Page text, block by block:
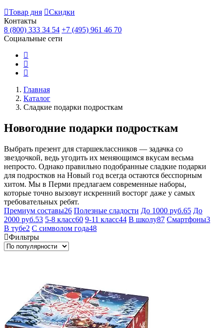
Товар дня
Скидки
Контакты
8 (800) 333 34 54 +7 (495) 961 46 70
Социальные сети
Главная
Каталог
Сладкие подарки подросткам
Новогодние подарки подросткам
Выбрать презент для старшеклассников — задачка со
звездочкой, ведь угодить их меняющимся вкусам весьма
непросто. Однако правильно подобранные сладкие подарки
для подростков на Новый год всегда остаются бесспорным
хитом. Мы в Перми предлагаем современные наборы,
которые точно вызовут искренний восторг даже у самых
требовательных ребят.
Премиум составы26 Полезные сладости До 1000 руб.65 До
2000 руб.53 5-8 класс60 9-11 класс44 В школу87 Смартфоны3
В тубе2 С символом года48
Фильтры